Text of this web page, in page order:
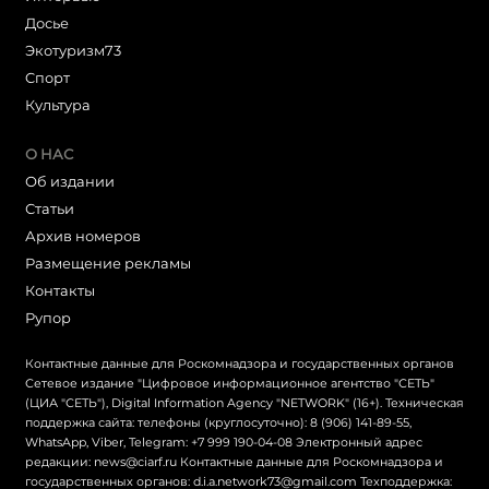
Досье
Экотуризм73
Cпорт
Культура
О НАС
Об издании
Статьи
Архив номеров
Размещение рекламы
Контакты
Рупор
Контактные данные для Роскомнадзора и государственных органов
Сетевое издание "Цифровое информационное агентство "СЕТЬ"
(ЦИА "СЕТЬ"), Digital Information Agency "NETWORK" (16+). Техническая
поддержка сайта: телефоны (круглосуточно): 8 (906) 141-89-55,
WhatsApp, Viber, Telegram: +7 999 190-04-08 Электронный адрес
редакции: news@ciarf.ru Контактные данные для Роскомнадзора и
государственных органов: d.i.a.network73@gmail.com Техподдержка: